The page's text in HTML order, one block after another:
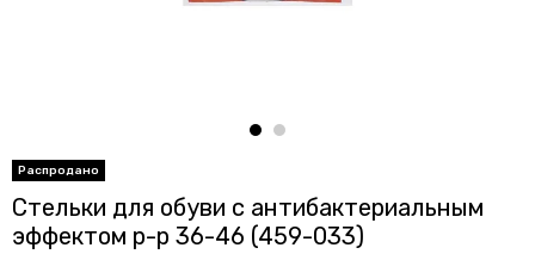
Стельки для обуви с антибактериальным
эффектом р-р 36-46 (459-033)